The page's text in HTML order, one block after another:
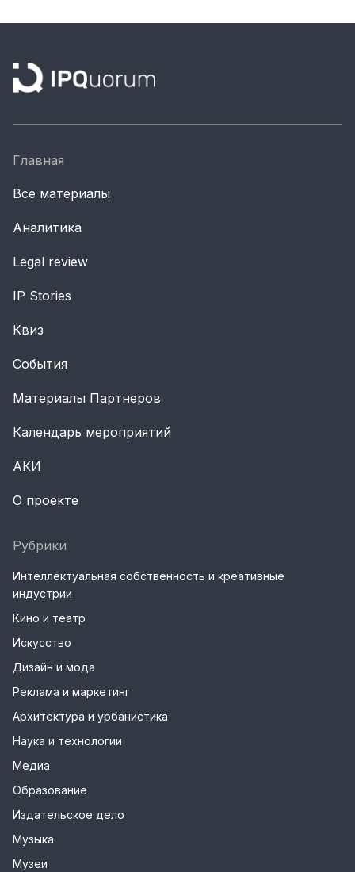
Главная
Все материалы
Аналитика
Legal review
IP Stories
Квиз
События
Материалы Партнеров
Календарь мероприятий
АКИ
О проекте
Рубрики
Интеллектуальная собственность и креативные
индустрии
Кино и театр
Искусство
Дизайн и мода
Реклама и маркетинг
Архитектура и урбанистика
Наука и технологии
Медиа
Образование
Издательское дело
Музыка
Музеи